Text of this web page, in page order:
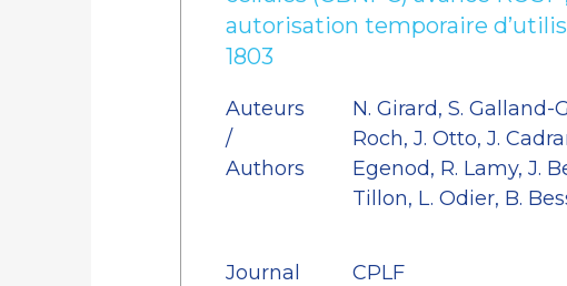
autorisation temporaire
1803
Auteurs
/
Authors
N. Girard, S.
Roch, J. Otto, J.
Egenod, R. Lamy, J.
Tillon, L. Odier, B.
Journal
CPLF